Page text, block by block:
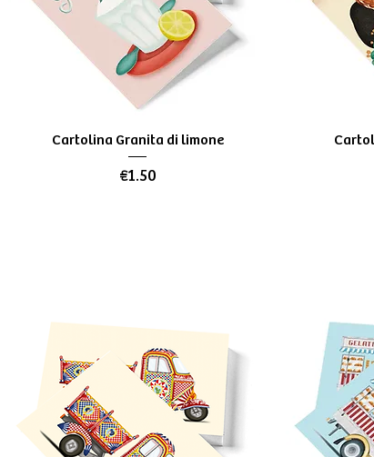
Quick View
Cartolina Granita di limone
Price
€1.50